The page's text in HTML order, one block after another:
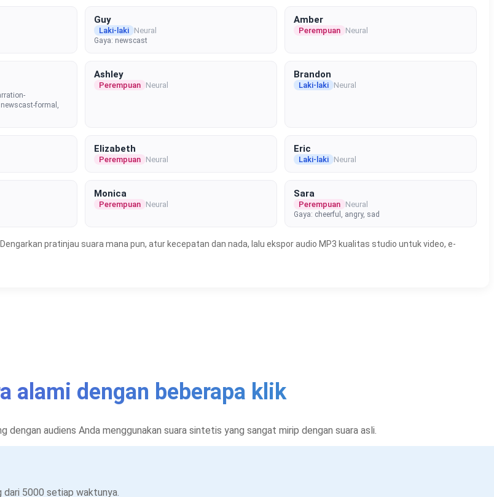
Guy
Laki-laki Neural
Gaya: newscast
Amber
Perempuan Neural
formal,
Ashley
Perempuan Neural
Brandon
Laki-laki Neural
Elizabeth
Perempuan Neural
Eric
Laki-laki Neural
Monica
Perempuan Neural
Sara
Perempuan Neural
Gaya: cheerful, angry, sad
pratinjau suara mana pun, atur kecepatan dan nada, lalu ekspor audio MP3 kualitas studio untuk video, e-
alami dengan beberapa klik
audiens Anda menggunakan suara sintetis yang sangat mirip dengan suara asli.
dari 5000 setiap waktunya.